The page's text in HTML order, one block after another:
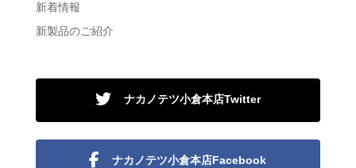
新着情報
新製品のご紹介
ナカノテツ小倉本店Twitter
ナカノテツ小倉本店Facebook